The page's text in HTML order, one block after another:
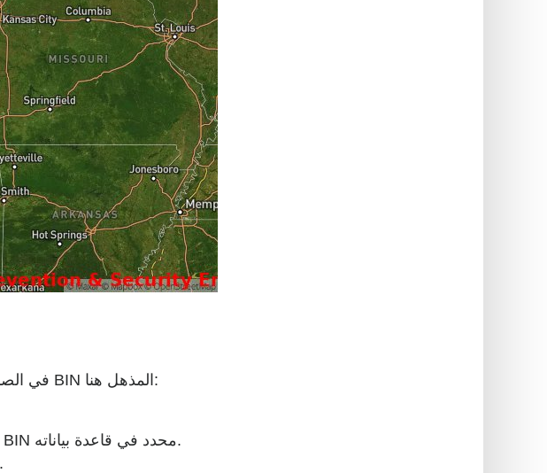
يتواجد FreeBINChecker في الصناعة منذ سنوات عديدة. هناك الكثير من الفوائد باستخدام مدقق BIN المذهل هنا:
إنه يمكّن موقع المستخدم على الويب من التحقق من أرقام تعريف البنك والبحث عن BIN محدد في قاعدة بياناته.
لديها أكثر من 1500000 بالإضافة إلى بيانات رقم التعريف المصرفي في قاعدة بياناتها.